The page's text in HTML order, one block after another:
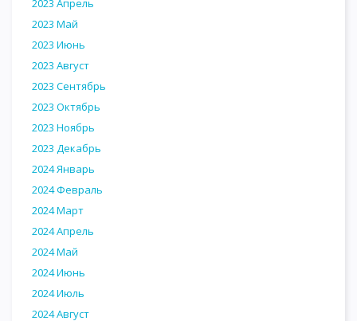
2023 Апрель
2023 Май
2023 Июнь
2023 Август
2023 Сентябрь
2023 Октябрь
2023 Ноябрь
2023 Декабрь
2024 Январь
2024 Февраль
2024 Март
2024 Апрель
2024 Май
2024 Июнь
2024 Июль
2024 Август